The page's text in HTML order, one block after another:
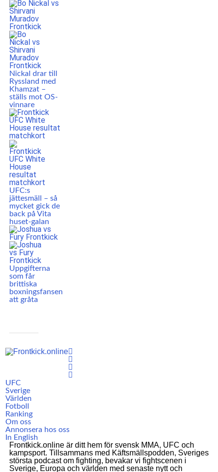
Nickal drar till
Ryssland med
Khamzat –
ställs mot OS-
vinnare
UFC:s
jättesmäll – så
mycket gick de
back på Vita
huset-galan
Uppgifterna
som får
brittiska
boxningsfansen
att gråta
UFC
Sverige
Världen
Fotboll
Ranking
Om oss
Annonsera hos oss
In English
Frontkick.online är ditt hem för svensk MMA, UFC och
kampsport. Tillsammans med Käftsmällspodden, Sveriges
största podcast om fighting, bevakar vi fightscenen i
Sverige, Europa och världen med senaste nytt och